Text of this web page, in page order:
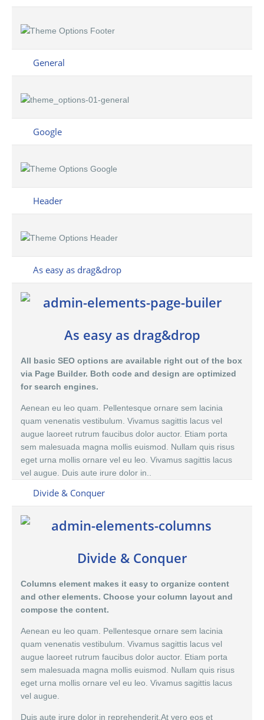
General
Google
Header
As easy as drag&drop
As easy as drag&drop
All basic SEO options are available right out of the box
via Page Builder. Both code and design are optimized
for search engines.
Aenean eu leo quam. Pellentesque ornare sem lacinia
quam venenatis vestibulum. Vivamus sagittis lacus vel
augue laoreet rutrum faucibus dolor auctor. Etiam porta
sem malesuada magna mollis euismod. Nullam quis risus
eget urna mollis ornare vel eu leo. Vivamus sagittis lacus
vel augue. Duis aute irure dolor in..
Divide & Conquer
Divide & Conquer
Columns element makes it easy to organize content
and other elements. Choose your column layout and
compose the content.
Aenean eu leo quam. Pellentesque ornare sem lacinia
quam venenatis vestibulum. Vivamus sagittis lacus vel
augue laoreet rutrum faucibus dolor auctor. Etiam porta
sem malesuada magna mollis euismod. Nullam quis risus
eget urna mollis ornare vel eu leo. Vivamus sagittis lacus
vel augue.
Duis aute irure dolor in reprehenderit.At vero eos et